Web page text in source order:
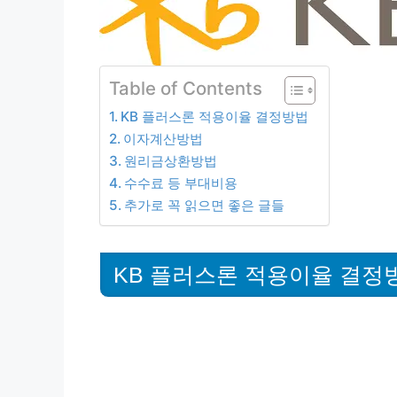
Table of Contents
KB 플러스론 적용이율 결정방법
이자계산방법
원리금상환방법
수수료 등 부대비용
추가로 꼭 읽으면 좋은 글들
KB 플러스론 적용이율 결정